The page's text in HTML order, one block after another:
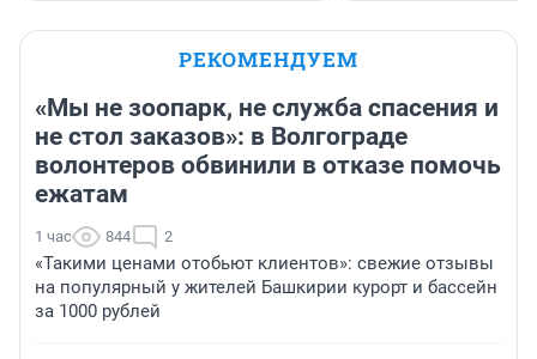
РЕКОМЕНДУЕМ
«Мы не зоопарк, не служба спасения и
не стол заказов»: в Волгограде
волонтеров обвинили в отказе помочь
ежатам
1 час 844 2
«Такими ценами отобьют клиентов»: свежие отзывы
на популярный у жителей Башкирии курорт и бассейн
за 1000 рублей